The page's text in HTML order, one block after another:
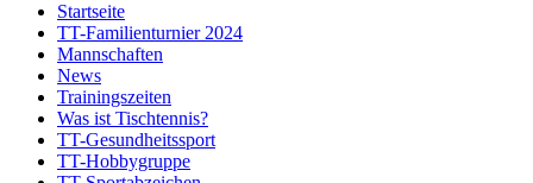
Startseite
TT-Familienturnier 2024
Mannschaften
News
Trainingszeiten
Was ist Tischtennis?
TT-Gesundheitssport
TT-Hobbygruppe